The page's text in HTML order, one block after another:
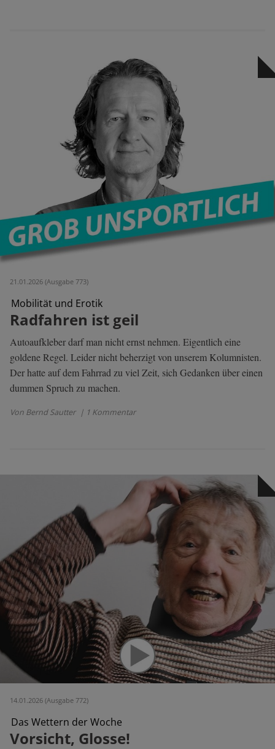
21.01.2026 (Ausgabe 773)
Mobilität und Erotik
Radfahren ist geil
Autoaufkleber darf man nicht ernst nehmen. Eigentlich eine
goldene Regel. Leider nicht beherzigt von unserem Kolumnisten.
Der hatte auf dem Fahrrad zu viel Zeit, sich Gedanken über einen
dummen Spruch zu machen.
Von Bernd Sautter | 1 Kommentar
14.01.2026 (Ausgabe 772)
Das Wettern der Woche
Vorsicht, Glosse!